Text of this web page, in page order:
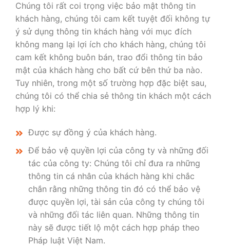
Chúng tôi rất coi trọng việc bảo mật thông tin
khách hàng, chúng tôi cam kết tuyệt đối không tự
ý sử dụng thông tin khách hàng với mục đích
không mang lại lợi ích cho khách hàng, chúng tôi
cam kết không buôn bán, trao đổi thông tin bảo
mật của khách hàng cho bất cứ bên thứ ba nào.
Tuy nhiên, trong một số trường hợp đặc biệt sau,
chúng tôi có thể chia sẻ thông tin khách một cách
hợp lý khi:
Được sự đồng ý của khách hàng.
Để bảo vệ quyền lợi của công ty và những đối
tác của công ty: Chúng tôi chỉ đưa ra những
thông tin cá nhân của khách hàng khi chắc
chắn rằng những thông tin đó có thể bảo vệ
được quyền lợi, tài sản của công ty chúng tôi
và những đối tác liên quan. Những thông tin
này sẽ được tiết lộ một cách hợp pháp theo
Pháp luật Việt Nam.